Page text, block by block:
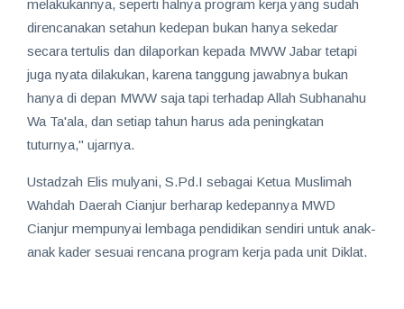
melakukannya, seperti halnya program kerja yang sudah
direncanakan setahun kedepan bukan hanya sekedar
secara tertulis dan dilaporkan kepada MWW Jabar tetapi
juga nyata dilakukan, karena tanggung jawabnya bukan
hanya di depan MWW saja tapi terhadap Allah Subhanahu
Wa Ta'ala, dan setiap tahun harus ada peningkatan
tuturnya," ujarnya.
Ustadzah Elis mulyani, S.Pd.I sebagai Ketua Muslimah
Wahdah Daerah Cianjur berharap kedepannya MWD
Cianjur mempunyai lembaga pendidikan sendiri untuk anak-
anak kader sesuai rencana program kerja pada unit Diklat.